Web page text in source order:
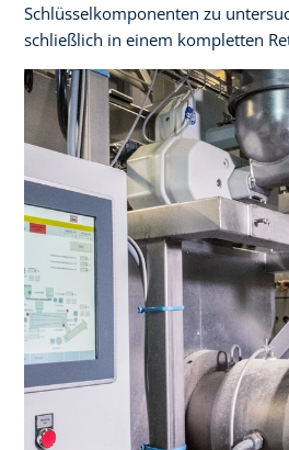
Schlüsselkomponenten zu
schließlich in einem kompletten